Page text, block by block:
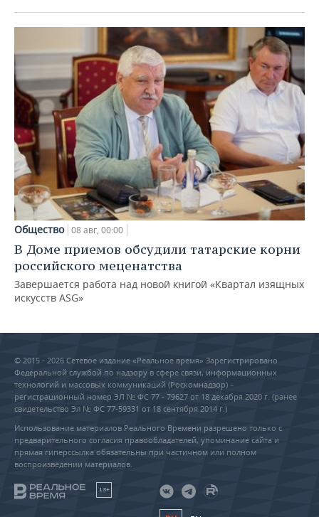
Общество 08 авг, 00:00
В Доме приемов обсудили татарские корни
российского меценатства
Завершается работа над новой книгой «Квартал изящных
искусств ASG»
© 2015 - 2026 Сетевое издание «Реальное время» Зарегистрировано
Федеральной службой по надзору в сфере связи, информационных
технологий и массовых коммуникаций (Роскомнадзор) –
регистрационный номер ЭЛ № ФС 77 - 79627 от 18 декабря 2020 г. (ранее
свидетельство Эл № ФС 77-59331 от 18 сентября 2014 г.)
Использование материалов Реального Времени разрешено только с
предварительного согласия правообладателей, упоминание сайта и
прямая гиперссылка обязательны при частичном или полном
воспроизведении материалов.
18+